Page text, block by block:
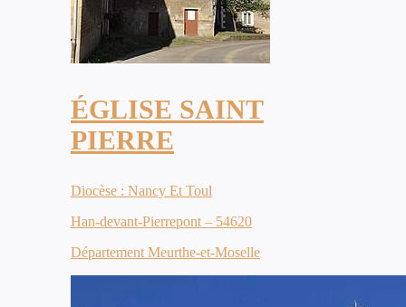
ÉGLISE SAINT
PIERRE
Diocèse : Nancy Et Toul
Han-devant-Pierrepont – 54620
Département Meurthe-et-Moselle